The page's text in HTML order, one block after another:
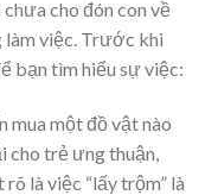
chưa cho đón con về
làm việc. Trước khi
bạn tìm hiểu sự việc:
mua một đồ vật nào
cho trẻ ưng thuận,
là việc “lấy trộm” là